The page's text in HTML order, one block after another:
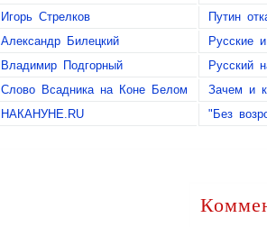
Игорь Стрелков Путин
Александр Билецкий Русские
Владимир Подгорный Русский
Слово Всадника на Коне Белом Зачем и
НАКАНУНЕ.RU "Без